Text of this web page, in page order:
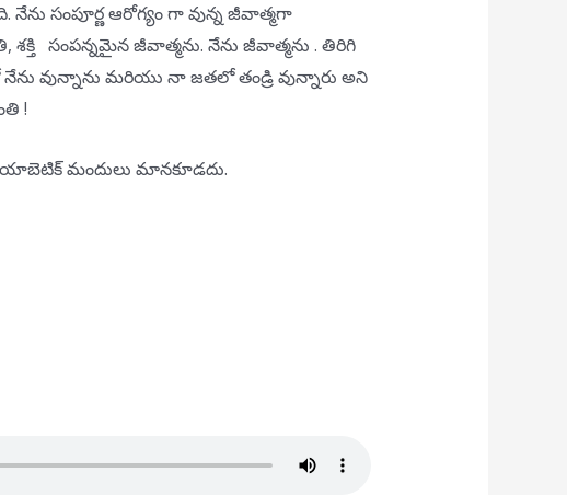
నేను సంపూర్ణ ఆరోగ్యం గా వున్న జీవాత్మగా
శక్తి సంపన్నమైన జీవాత్మను. నేను జీవాత్మను . తిరిగి
వున్నాను మరియు నా జతలో తండ్రి వున్నారు అని
!
మందులు మానకూడదు.